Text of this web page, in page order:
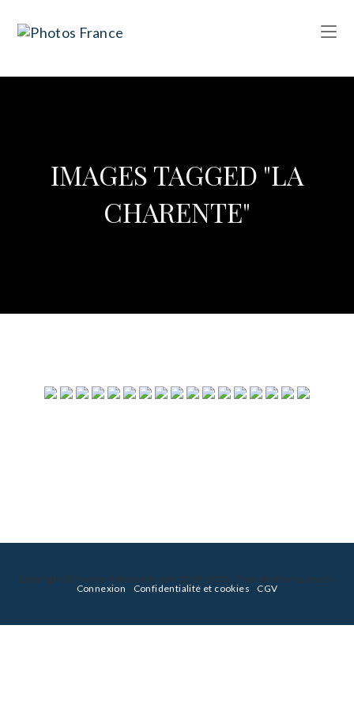
IMAGES TAGGED "LA
CHARENTE"
Copyright © France-Fotostock.com 2019-2023 - Tous droits réservés -
Connexion - Confidentialité et cookies - CGV